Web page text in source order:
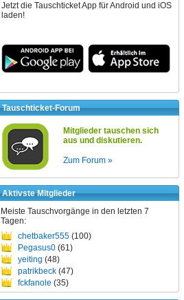
Jetzt die Tauschticket App für Android und iOS
laden!
Tauschticket-Forum
Mitglieder tauschen sich
aus und diskutieren.
Zum Forum »
Aktivste Mitglieder
Meiste Tauschvorgänge in den letzten 7
Tagen:
chetbaker555 (100)
Pegasus0 (61)
yeiting (48)
patrikbeck (47)
fckfanole (35)